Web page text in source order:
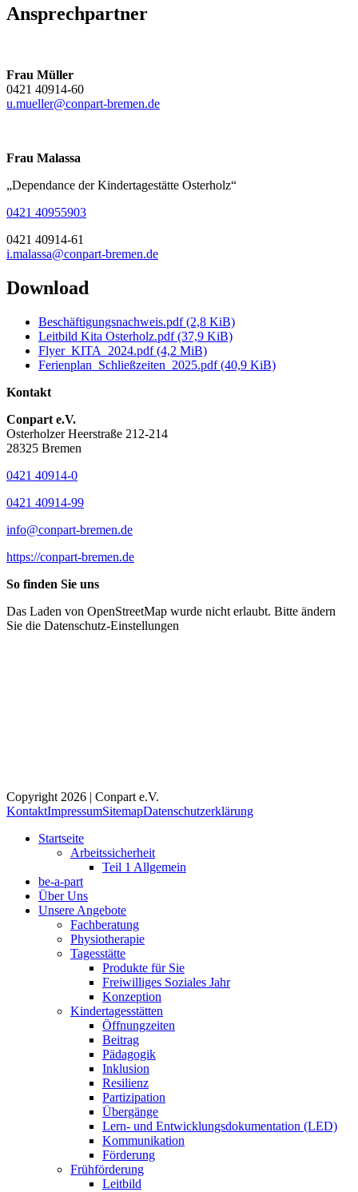
Ansprechpartner
Frau Müller
0421 40914-60
u.mueller@conpart-bremen.de
Frau Malassa
„Dependance der Kindertagestätte Osterholz“
0421 40955903
0421 40914-61
i.malassa@conpart-bremen.de
Download
Beschäftigungsnachweis.pdf(2,8 KiB)
Leitbild Kita Osterholz.pdf(37,9 KiB)
Flyer_KITA_2024.pdf(4,2 MiB)
Ferienplan_Schließzeiten_2025.pdf(40,9 KiB)
Kontakt
Conpart e.V.
Osterholzer Heerstraße 212-214
28325 Bremen
0421 40914-0
0421 40914-99
info@conpart-bremen.de
https://conpart-bremen.de
So finden Sie uns
Das Laden von OpenStreetMap wurde nicht erlaubt. Bitte ändern
Sie die Datenschutz-Einstellungen
Copyright 2026 | Conpart e.V.
KontaktImpressumSitemapDatenschutzerklärung
Startseite
Arbeitssicherheit
Teil 1 Allgemein
be-a-part
Über Uns
Unsere Angebote
Fachberatung
Physiotherapie
Tagesstätte
Produkte für Sie
Freiwilliges Soziales Jahr
Konzeption
Kindertagesstätten
Öffnungzeiten
Beitrag
Pädagogik
Inklusion
Resilienz
Partizipation
Übergänge
Lern- und Entwicklungsdokumentation (LED)
Kommunikation
Förderung
Frühförderung
Leitbild